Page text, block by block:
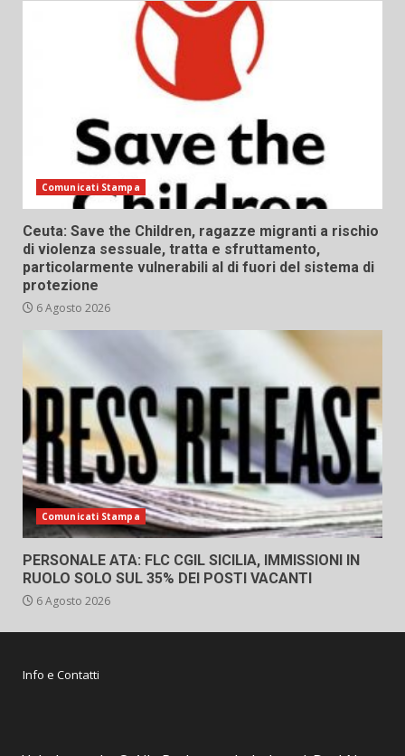
Comunicati Stampa
Ceuta: Save the Children, ragazze migranti a rischio
di violenza sessuale, tratta e sfruttamento,
particolarmente vulnerabili al di fuori del sistema di
protezione
6 Agosto 2026
Comunicati Stampa
PERSONALE ATA: FLC CGIL SICILIA, IMMISSIONI IN
RUOLO SOLO SUL 35% DEI POSTI VACANTI
6 Agosto 2026
Info e Contatti